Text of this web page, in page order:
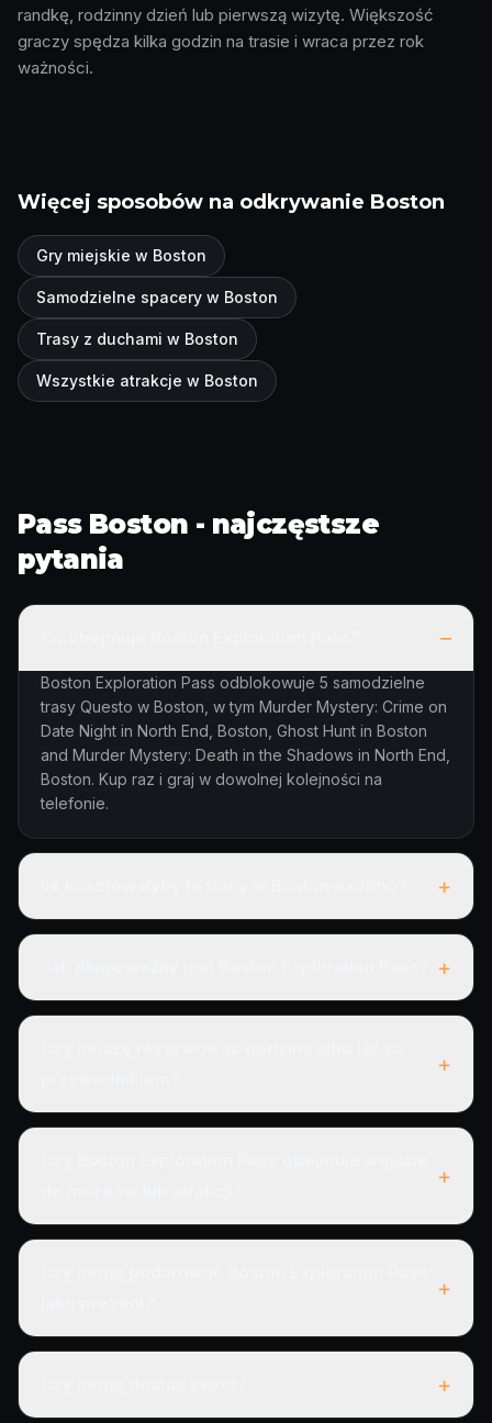
randkę, rodzinny dzień lub pierwszą wizytę. Większość
graczy spędza kilka godzin na trasie i wraca przez rok
ważności.
Więcej sposobów na odkrywanie Boston
Gry miejskie w Boston
Samodzielne spacery w Boston
Trasy z duchami w Boston
Wszystkie atrakcje w Boston
Pass Boston - najczęstsze
pytania
–
Boston Exploration Pass odblokowuje 5 samodzielne
trasy Questo w Boston, w tym Murder Mystery: Crime on
Date Night in North End, Boston, Ghost Hunt in Boston
and Murder Mystery: Death in the Shadows in North End,
Boston. Kup raz i graj w dowolnej kolejności na
telefonie.
+
+
+
+
+
+